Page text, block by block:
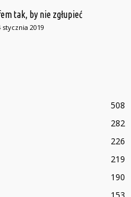
tak, by nie zgłupieć
stycznia 2019
508
282
226
219
190
153